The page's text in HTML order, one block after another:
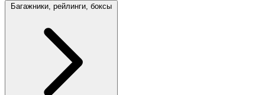
Багажники, рейлинги, боксы